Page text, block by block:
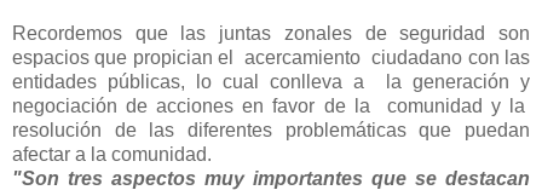
Recordemos que las juntas zonales de seguridad son
espacios que propician el acercamiento ciudadano con las
entidades públicas, lo cual conlleva a la generación y
negociación de acciones en favor de la comunidad y la
resolución de las diferentes problemáticas que puedan
afectar a la comunidad.
"Son tres aspectos muy importantes que se destacan